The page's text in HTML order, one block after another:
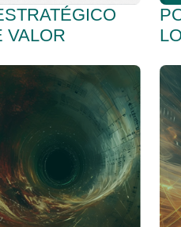
VALOR